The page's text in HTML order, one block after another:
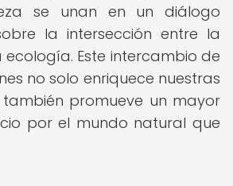
se unan en un diálogo
la intersección entre la
Este intercambio de
no solo enriquece nuestras
también promueve un mayor
por el mundo natural que